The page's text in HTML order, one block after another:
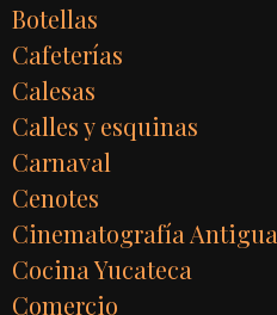
Botellas
Cafeterías
Calesas
Calles y esquinas
Carnaval
Cenotes
Cinematografía Antigua
Cocina Yucateca
Comercio